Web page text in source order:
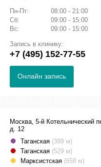
Пн-Пт:
08:00 - 21:00
Сб:
09:00 - 15:00
Вс:
09:00 - 15:00
Запись в клинику:
+7 (495) 152-77-55
Онлайн запись
Москва, 5-й Котельнический
д. 12
Таганская (389 м)
Таганская (529 м)
Марксистская (658 м)